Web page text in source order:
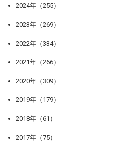
2024年（255）
2023年（269）
2022年（334）
2021年（266）
2020年（309）
2019年（179）
2018年（61）
2017年（75）